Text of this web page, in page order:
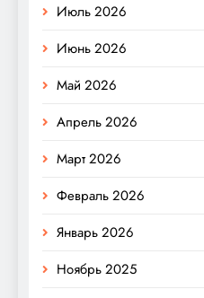
Июль 2026
Июнь 2026
Май 2026
Апрель 2026
Март 2026
Февраль 2026
Январь 2026
Ноябрь 2025